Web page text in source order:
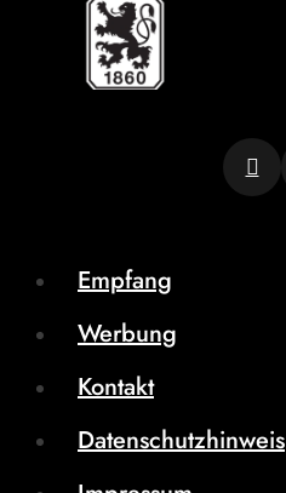
Empfang
Werbung
Kontakt
Datenschutzhinweis